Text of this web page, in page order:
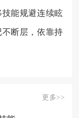
能规避连续眩
断层，依靠持
更多>>